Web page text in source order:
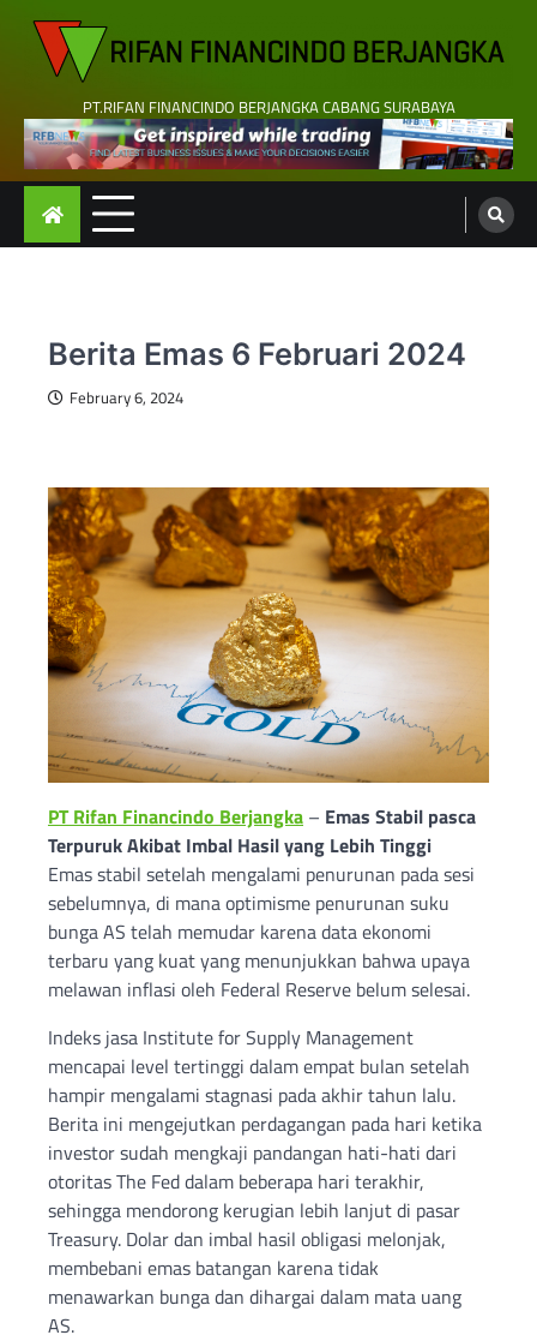
content
PT.RIFAN FINANCINDO BERJANGKA CABANG SURABAYA
Berita Emas 6 Februari 2024
February 6, 2024
PT Rifan Financindo Berjangka – Emas Stabil pasca
Terpuruk Akibat Imbal Hasil yang Lebih Tinggi
Emas stabil setelah mengalami penurunan pada sesi
sebelumnya, di mana optimisme penurunan suku
bunga AS telah memudar karena data ekonomi
terbaru yang kuat yang menunjukkan bahwa upaya
melawan inflasi oleh Federal Reserve belum selesai.
Indeks jasa Institute for Supply Management
mencapai level tertinggi dalam empat bulan setelah
hampir mengalami stagnasi pada akhir tahun lalu.
Berita ini mengejutkan perdagangan pada hari ketika
investor sudah mengkaji pandangan hati-hati dari
otoritas The Fed dalam beberapa hari terakhir,
sehingga mendorong kerugian lebih lanjut di pasar
Treasury. Dolar dan imbal hasil obligasi melonjak,
membebani emas batangan karena tidak
menawarkan bunga dan dihargai dalam mata uang
AS.